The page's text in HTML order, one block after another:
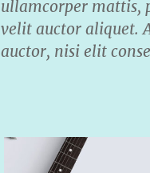
ullamcorper mattis,
velit auctor aliquet.
auctor, nisi elit